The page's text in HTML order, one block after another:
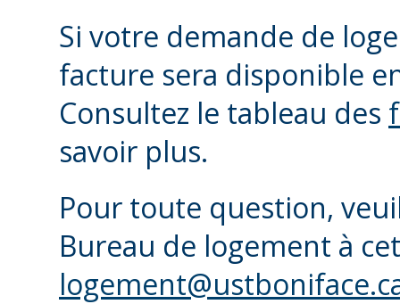
Si votre demande de
facture sera disponible
Consultez le tableau des
savoir plus.
Pour toute question,
Bureau de logement à